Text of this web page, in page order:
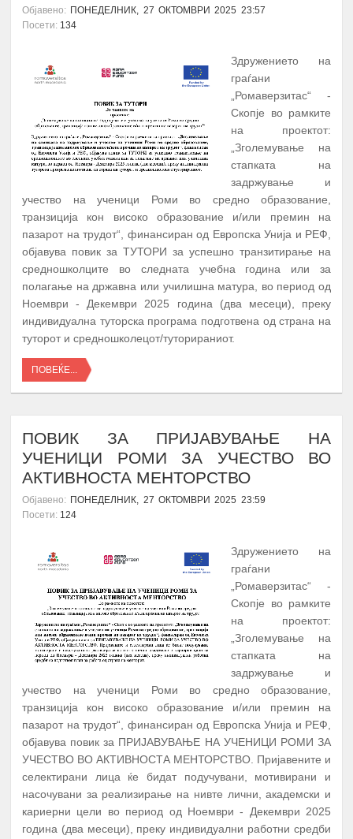
Објавено: ПОНЕДЕЛНИК, 27 ОКТОМВРИ 2025 23:57
Посети: 134
Здружението на
граѓани
„Ромаверзитас“ -
Скопје во рамките
на проектот:
„Зголемување на
стапката на
задржување и
учество на ученици Роми во средно образование,
транзиција кон високо образование и/или премин на
пазарот на трудот“, финансиран од Европска Унија и РЕФ,
објавува повик за ТУТОРИ за успешно транзитирање на
средношколците во следната учебна година или за
полагање на државна или училишна матура, во период од
Ноември - Декември 2025 година (два месеци), преку
индивидуална туторска програма подготвена од страна на
туторот и средношколецот/туторираниот.
ПОВЕЌЕ...
ПОВИК ЗА ПРИЈАВУВАЊЕ НА
УЧЕНИЦИ РОМИ ЗА УЧЕСТВО ВО
АКТИВНОСТА МЕНТОРСТВО
Објавено: ПОНЕДЕЛНИК, 27 ОКТОМВРИ 2025 23:59
Посети: 124
Здружението на
граѓани
„Ромаверзитас“ -
Скопје во рамките
на проектот:
„Зголемување на
стапката на
задржување и
учество на ученици Роми во средно образование,
транзиција кон високо образование и/или премин на
пазарот на трудот“, финансиран од Европска Унија и РЕФ,
објавува повик за ПРИЈАВУВАЊЕ НА УЧЕНИЦИ РОМИ ЗА
УЧЕСТВО ВО АКТИВНОСТА МЕНТОРСТВО. Пријавените и
селектирани лица ќе бидат подучувани, мотивирани и
насочувани за реализирање на нивте лични, академски и
кариерни цели во период од Ноември - Декември 2025
година (два месеци), преку индивидуални работни средби